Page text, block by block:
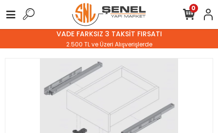
VADE FARKSIZ 3 TAKSİT FIRSATI
2.500 TL ve Üzeri Alışverişlerde
0